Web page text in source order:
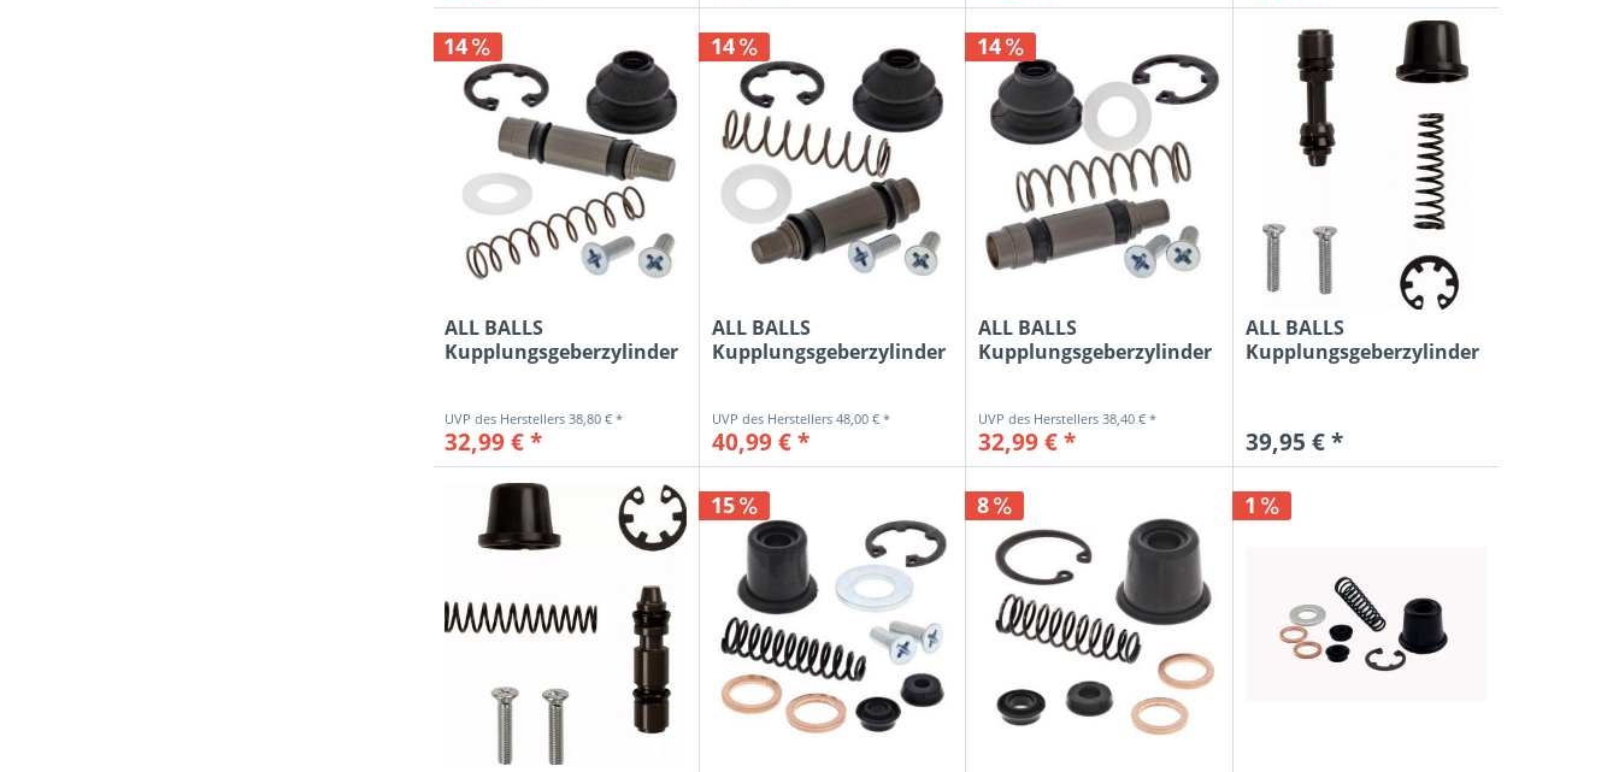
14
ALL BALLS
Kupplungsgeberzylinder
38,80 € *
32,99 € *
14
ALL BALLS
Kupplungsgeberzylinder
48,00 € *
40,99 € *
14
ALL BALLS
Kupplungsgeberzylinder
38,40 € *
32,99 € *
ALL BALLS
Kupplungsgeberzylinder
39,95 € *
15 8 1